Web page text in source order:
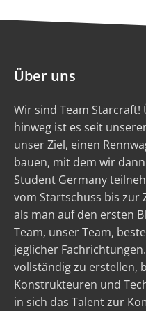
Über uns
Wir sind Team Starcraft!
hinweg ist es seit
unser Ziel, einen
bauen, mit dem wir
Student Germany
vom Startschuss bis zur
als man auf den ersten
Team, unser Team,
jeglicher
vollständig zu erstellen,
Konstrukteuren und
in sich das Talent zur